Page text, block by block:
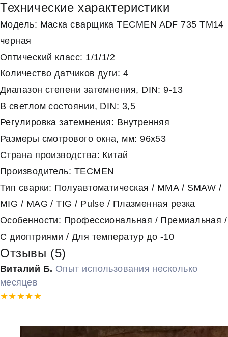
Технические характеристики
Модель: Маска сварщика TECMEN ADF 735 TM14
черная
Оптический класс: 1/1/1/2
Количество датчиков дуги: 4
Диапазон степени затемнения, DIN: 9-13
В светлом состоянии, DIN: 3,5
Регулировка затемнения: Внутренняя
Размеры смотрового окна, мм: 96х53
Страна производства: Китай
Производитель: TECMEN
Тип сварки: Полуавтоматическая / MMA / SMAW /
MIG / MAG / TIG / Pulse / Плазменная резка
Особенности: Профессиональная / Премиальная /
С диоптриями / Для температур до -10
Отзывы (5)
Виталий Б. Опыт использования несколько
месяцев
★★★★★